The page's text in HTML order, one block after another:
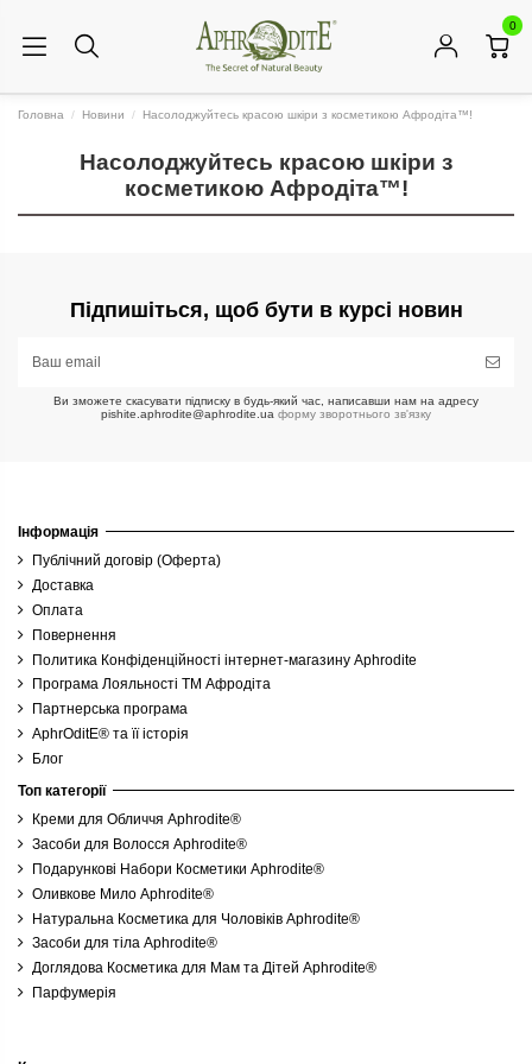
0
Головна Новини Насолоджуйтесь красою шкіри з косметикою Афродіта™!
Насолоджуйтесь красою шкіри з
косметикою Афродіта™!
Підпишіться, щоб бути в курсі новин
Ви зможете скасувати підписку в будь-який час, написавши нам на адресу
pishite.aphrodite@aphrodite.ua форму зворотнього зв'язку
Інформація
Публічний договір (Оферта)
Доставка
Оплата
Повернення
Политика Конфіденційності інтернет-магазину Aphrodite
Програма Лояльності ТМ Афродіта
Партнерська програма
AphrOditE® та її історія
Блог
Топ категорії
Креми для Обличчя Aphrodite®
Засоби для Волосся Aphrodite®
Подарункові Набори Косметики Aphrodite®
Оливкове Мило Aphrodite®
Натуральна Косметика для Чоловіків Aphrodite®
Засоби для тіла Aphrodite®
Доглядова Косметика для Мам та Дітей Aphrodite®
Парфумерія